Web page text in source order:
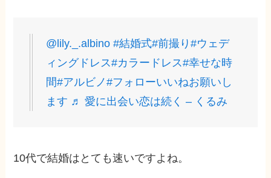
@lily._.albino #結婚式#前撮り#ウェデ
ィングドレス#カラードレス#幸せな時
間#アルビノ#フォローいいねお願いし
ます ♬ 愛に出会い恋は続く – くるみ
10代で結婚はとても速いですよね。